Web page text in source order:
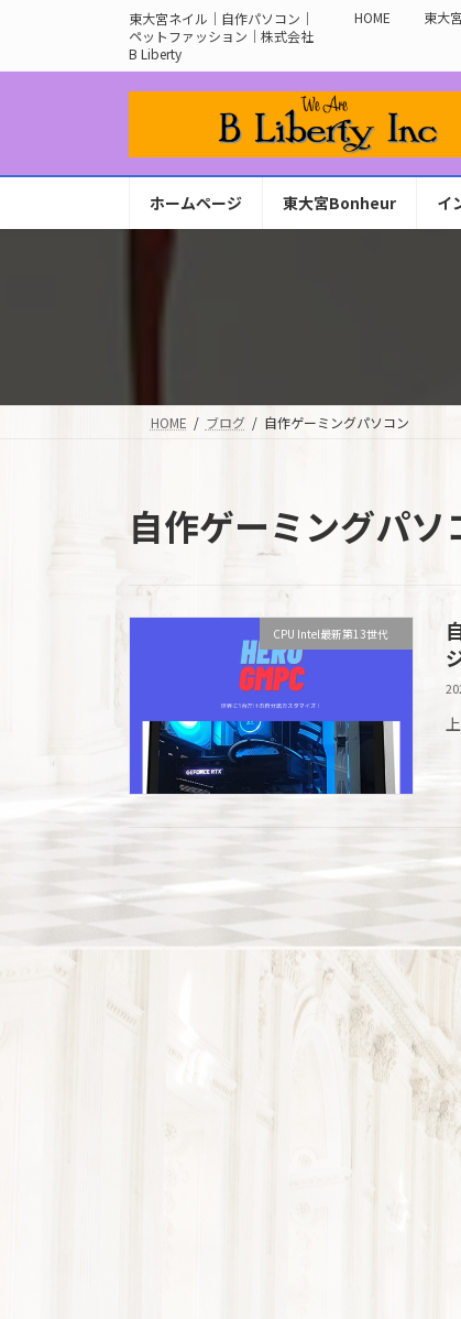
テ
ス
ッ
ゲ
ン
移
東大宮ネイル｜自作パソコン｜
ペットファッション｜株式会社
B Liberty
HOME 東大
ホームページ 東大宮Bonheur イ
HOME ブログ 自作ゲーミングパソコン
自作ゲーミングパソ
CPU Intel最新第13世代